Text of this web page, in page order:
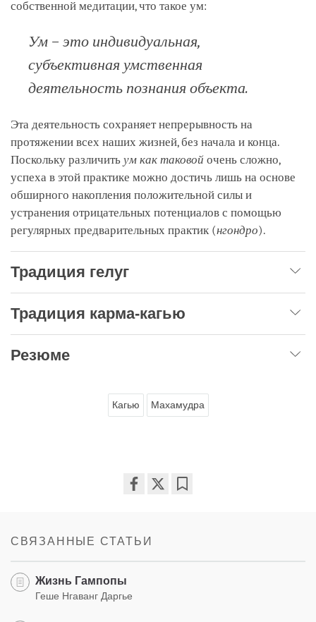
собственной медитации, что такое ум:
Ум – это индивидуальная,
субъективная умственная
деятельность познания объекта.
Эта деятельность сохраняет непрерывность на
протяжении всех наших жизней, без начала и конца.
Поскольку различить ум как таковой очень сложно,
успеха в этой практике можно достичь лишь на основе
обширного накопления положительной силы и
устранения отрицательных потенциалов с помощью
регулярных предварительных практик (нгондро).
Традиция гелуг
Традиция карма-кагью
Резюме
Кагью Махамудра
СВЯЗАННЫЕ СТАТЬИ
Жизнь Гампопы
Геше Нгаванг Даргье